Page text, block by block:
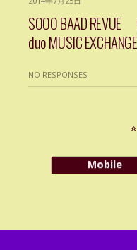
SOOO BAAD
duo MUSIC
NO RESPONSES
Mobile